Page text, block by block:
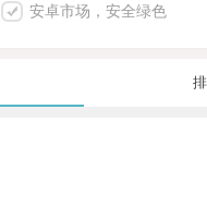
安卓市场，安全绿色